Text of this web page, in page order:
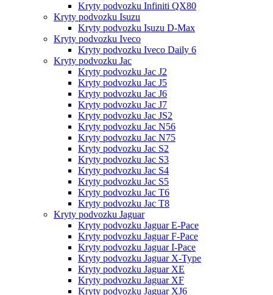
Kryty podvozku Infiniti QX80
Kryty podvozku Isuzu
Kryty podvozku Isuzu D-Max
Kryty podvozku Iveco
Kryty podvozku Iveco Daily 6
Kryty podvozku Jac
Kryty podvozku Jac J2
Kryty podvozku Jac J5
Kryty podvozku Jac J6
Kryty podvozku Jac J7
Kryty podvozku Jac JS2
Kryty podvozku Jac N56
Kryty podvozku Jac N75
Kryty podvozku Jac S2
Kryty podvozku Jac S3
Kryty podvozku Jac S4
Kryty podvozku Jac S5
Kryty podvozku Jac T6
Kryty podvozku Jac T8
Kryty podvozku Jaguar
Kryty podvozku Jaguar E-Pace
Kryty podvozku Jaguar F-Pace
Kryty podvozku Jaguar I-Pace
Kryty podvozku Jaguar X-Type
Kryty podvozku Jaguar XE
Kryty podvozku Jaguar XF
Kryty podvozku Jaguar XJ6